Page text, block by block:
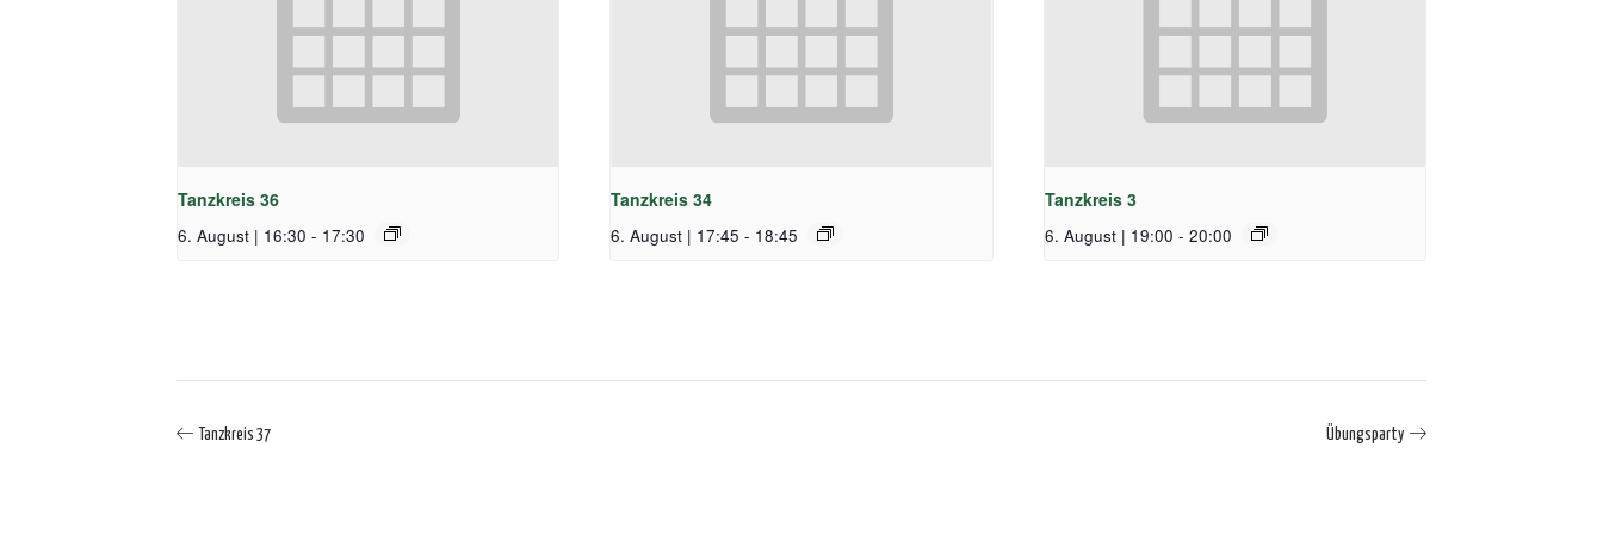
Tanzkreis 36
6. August | 16:30 - 17:30
Tanzkreis 34
6. August | 17:45 - 18:45
Tanzkreis 3
6. August | 19:00 - 20:00
Tanzkreis 37 Übungsparty